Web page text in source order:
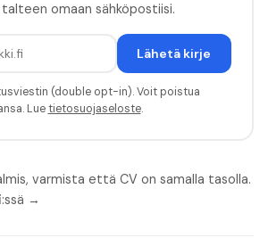
omaan sähköpostiisi.
Lähetä kirje
(double opt-in). Voit poistua
Luetietosuojaseloste.
varmista että CV on samalla tasolla.
→